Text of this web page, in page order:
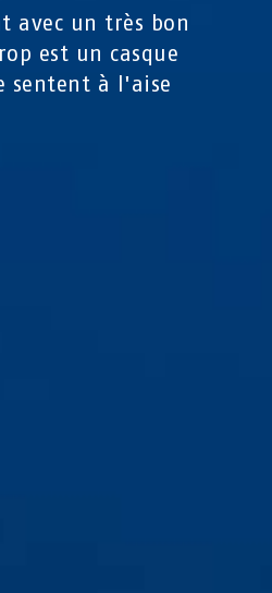
avec un très bon
est un casque
sentent à l'aise